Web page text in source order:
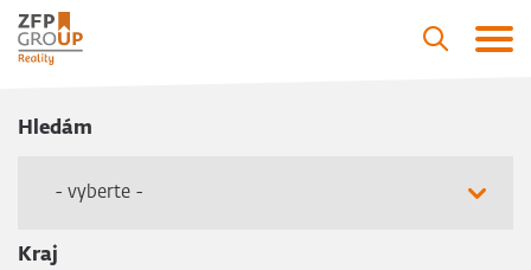
Hledám
- vyberte -
Kraj